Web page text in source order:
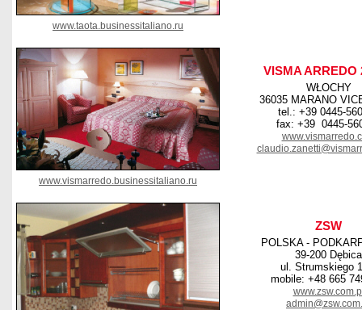
www.taota.businessitaliano.ru
VISMA ARREDO
WŁOCHY
36035 MARANO
tel.: +39 0445-
fax: +39 0445-
www.vismarredo.businessitaliano.ru
ZSW
POLSKA -
39-200 Dębica
ul. Strumskiego
mobile: +48 665